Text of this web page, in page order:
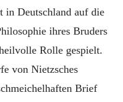
in Deutschland auf die
ihres Bruders
Rolle gespielt.
von Nietzsches
Brief